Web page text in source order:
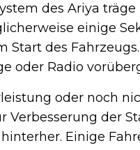
des Ariya
einige
Start des
oder Radio
oder noch
Verbesserung der
Einige